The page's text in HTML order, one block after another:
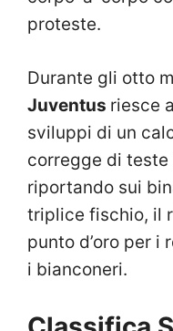
proteste.
Durante gli otto
Juventus riesce
sviluppi di un
corregge di
riportando sui
triplice fischio, il
punto d’oro per i
i bianconeri.